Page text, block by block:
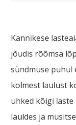
Kannikese
jõudis rõõmsa
sündmuse puhul
kolmest laulust
uhked kõigi
lauldes ja